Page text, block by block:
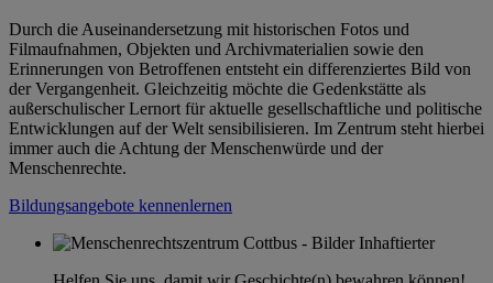
Durch die Auseinandersetzung mit historischen Fotos und
Filmaufnahmen, Objekten und Archivmaterialien sowie den
Erinnerungen von Betroffenen entsteht ein differenziertes Bild von
der Vergangenheit. Gleichzeitig möchte die Gedenkstätte als
außerschulischer Lernort für aktuelle gesellschaftliche und politische
Entwicklungen auf der Welt sensibilisieren. Im Zentrum steht hierbei
immer auch die Achtung der Menschenwürde und der
Menschenrechte.
Bildungsangebote kennenlernen